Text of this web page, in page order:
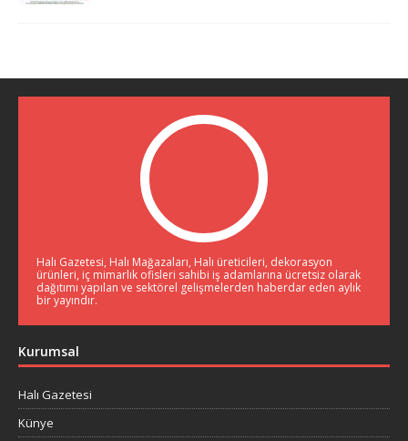
Halı Gazetesi, Halı Mağazaları, Halı üreticileri, dekorasyon
ürünleri, iç mimarlık ofisleri sahibi iş adamlarına ücretsiz olarak
dağıtımı yapılan ve sektörel gelişmelerden haberdar eden aylık
bir yayındır.
Kurumsal
Halı Gazetesi
Künye